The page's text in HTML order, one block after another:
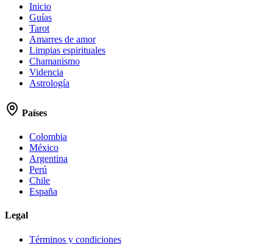
Inicio
Guías
Tarot
Amarres de amor
Limpias espirituales
Chamanismo
Videncia
Astrología
Países
Colombia
México
Argentina
Perú
Chile
España
Legal
Términos y condiciones